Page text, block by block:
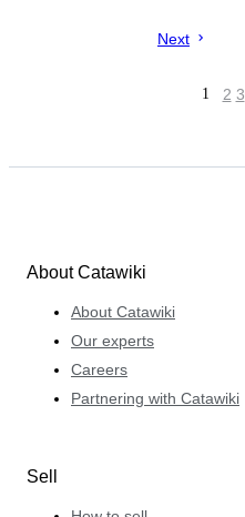
Next
1 2 3
About Catawiki
About Catawiki
Our experts
Careers
Partnering with Catawiki
Sell